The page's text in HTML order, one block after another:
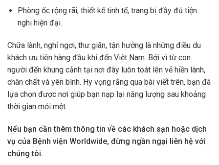
Phòng ốc rộng rãi, thiết kế tinh tế, trang bị đầy đủ tiện
nghi hiện đại.
Chữa lành, nghỉ ngơi, thư giãn, tận hưởng là những điều du
khách ưu tiên hàng đầu khi đến Việt Nam. Bởi vì từ con
người đến khung cảnh tại nơi đây luôn toát lên vẻ hiền lành,
chân chất và yên bình. Hy vọng rằng qua bài viết trên, bạn đã
lựa chọn được nơi giúp bạn nạp lại năng lượng sau khoảng
thời gian mỏi mệt.
Nếu bạn cần thêm thông tin về các khách sạn hoặc dịch
vụ của Bệnh viện Worldwide, đừng ngần ngại liên hệ với
chúng tôi.